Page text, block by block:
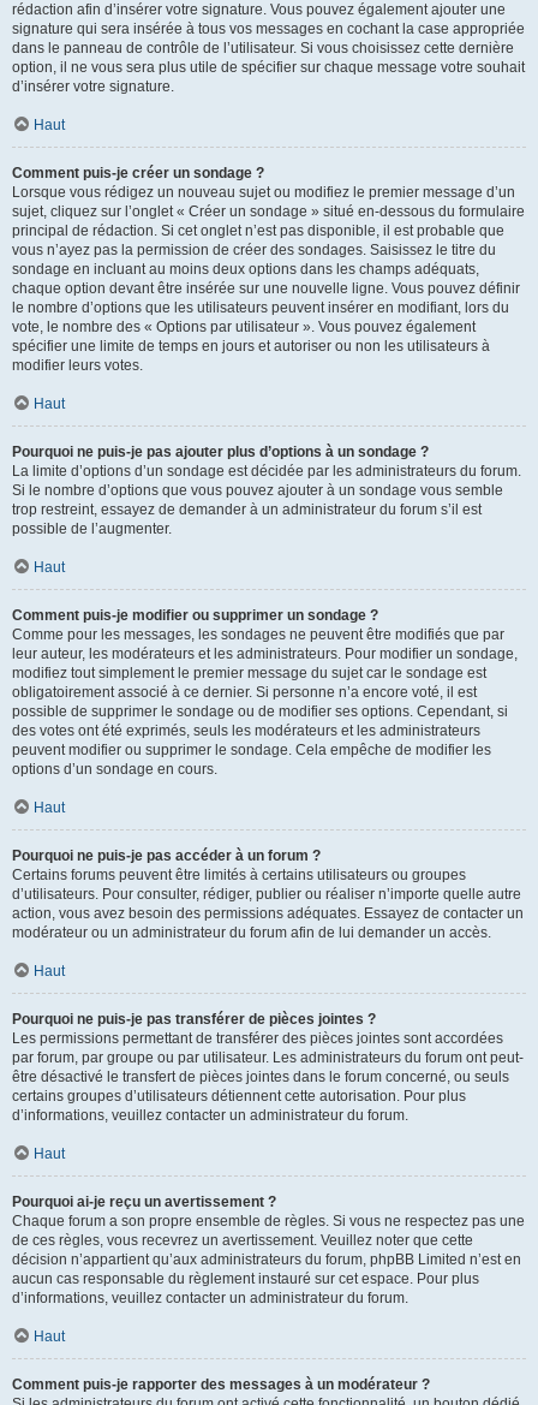
rédaction afin d’insérer votre signature. Vous pouvez également ajouter une
signature qui sera insérée à tous vos messages en cochant la case appropriée
dans le panneau de contrôle de l’utilisateur. Si vous choisissez cette dernière
option, il ne vous sera plus utile de spécifier sur chaque message votre souhait
d’insérer votre signature.
Haut
Comment puis-je créer un sondage ?
Lorsque vous rédigez un nouveau sujet ou modifiez le premier message d’un
sujet, cliquez sur l’onglet « Créer un sondage » situé en-dessous du formulaire
principal de rédaction. Si cet onglet n’est pas disponible, il est probable que
vous n’ayez pas la permission de créer des sondages. Saisissez le titre du
sondage en incluant au moins deux options dans les champs adéquats,
chaque option devant être insérée sur une nouvelle ligne. Vous pouvez définir
le nombre d’options que les utilisateurs peuvent insérer en modifiant, lors du
vote, le nombre des « Options par utilisateur ». Vous pouvez également
spécifier une limite de temps en jours et autoriser ou non les utilisateurs à
modifier leurs votes.
Haut
Pourquoi ne puis-je pas ajouter plus d’options à un sondage ?
La limite d’options d’un sondage est décidée par les administrateurs du forum.
Si le nombre d’options que vous pouvez ajouter à un sondage vous semble
trop restreint, essayez de demander à un administrateur du forum s’il est
possible de l’augmenter.
Haut
Comment puis-je modifier ou supprimer un sondage ?
Comme pour les messages, les sondages ne peuvent être modifiés que par
leur auteur, les modérateurs et les administrateurs. Pour modifier un sondage,
modifiez tout simplement le premier message du sujet car le sondage est
obligatoirement associé à ce dernier. Si personne n’a encore voté, il est
possible de supprimer le sondage ou de modifier ses options. Cependant, si
des votes ont été exprimés, seuls les modérateurs et les administrateurs
peuvent modifier ou supprimer le sondage. Cela empêche de modifier les
options d’un sondage en cours.
Haut
Pourquoi ne puis-je pas accéder à un forum ?
Certains forums peuvent être limités à certains utilisateurs ou groupes
d’utilisateurs. Pour consulter, rédiger, publier ou réaliser n’importe quelle autre
action, vous avez besoin des permissions adéquates. Essayez de contacter un
modérateur ou un administrateur du forum afin de lui demander un accès.
Haut
Pourquoi ne puis-je pas transférer de pièces jointes ?
Les permissions permettant de transférer des pièces jointes sont accordées
par forum, par groupe ou par utilisateur. Les administrateurs du forum ont peut-
être désactivé le transfert de pièces jointes dans le forum concerné, ou seuls
certains groupes d’utilisateurs détiennent cette autorisation. Pour plus
d’informations, veuillez contacter un administrateur du forum.
Haut
Pourquoi ai-je reçu un avertissement ?
Chaque forum a son propre ensemble de règles. Si vous ne respectez pas une
de ces règles, vous recevrez un avertissement. Veuillez noter que cette
décision n’appartient qu’aux administrateurs du forum, phpBB Limited n’est en
aucun cas responsable du règlement instauré sur cet espace. Pour plus
d’informations, veuillez contacter un administrateur du forum.
Haut
Comment puis-je rapporter des messages à un modérateur ?